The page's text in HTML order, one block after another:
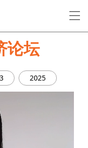
论坛
2025